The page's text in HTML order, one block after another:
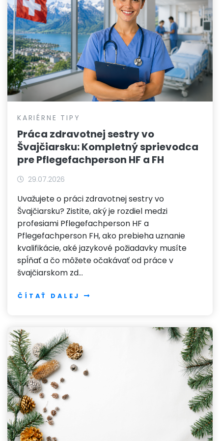
KARIÉRNE TIPY
Práca zdravotnej sestry vo
Švajčiarsku: Kompletný sprievodca
pre Pflegefachperson HF a FH
29.07.2026
Uvažujete o práci zdravotnej sestry vo
Švajčiarsku? Zistite, aký je rozdiel medzi
profesiami Pflegefachperson HF a
Pflegefachperson FH, ako prebieha uznanie
kvalifikácie, aké jazykové požiadavky musíte
spĺňať a čo môžete očakávať od práce v
švajčiarskom zd…
ČÍTAŤ DALEJ